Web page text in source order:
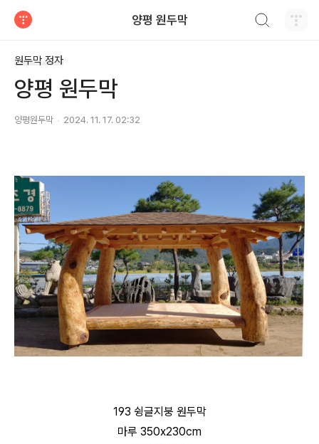
양평 원두막
원두막 정자
양평 원두막
양평원두막 2024. 11. 17. 02:32
193 슁글지붕 원두막
마루 350x230cm